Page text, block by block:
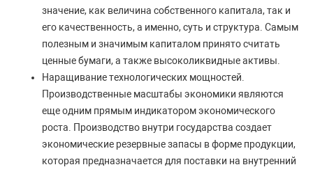
значение, как величина собственного капитала, так и
его качественность, а именно, суть и структура. Самым
полезным и значимым капиталом принято считать
ценные бумаги, а также высоколиквидные активы.
Наращивание технологических мощностей.
Производственные масштабы экономики являются
еще одним прямым индикатором экономического
роста. Производство внутри государства создает
экономические резервные запасы в форме продукции,
которая предназначается для поставки на внутренний